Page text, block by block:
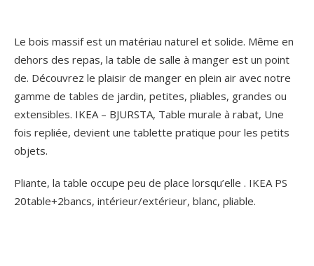
Le bois massif est un matériau naturel et solide. Même en
dehors des repas, la table de salle à manger est un point
de. Découvrez le plaisir de manger en plein air avec notre
gamme de tables de jardin, petites, pliables, grandes ou
extensibles. IKEA – BJURSTA, Table murale à rabat, Une
fois repliée, devient une tablette pratique pour les petits
objets.
Pliante, la table occupe peu de place lorsqu’elle . IKEA PS
20table+2bancs, intérieur/extérieur, blanc, pliable.